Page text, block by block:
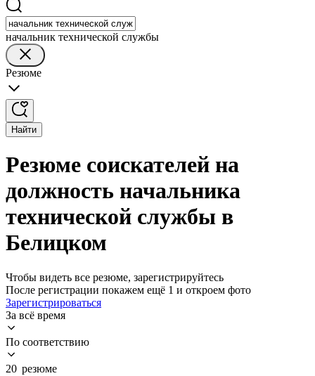
начальник технической службы
Резюме
Найти
Резюме соискателей на
должность начальника
технической службы в
Белицком
Чтобы видеть все резюме, зарегистрируйтесь
После регистрации покажем ещё 1 и откроем фото
Зарегистрироваться
За всё время
По соответствию
20 резюме